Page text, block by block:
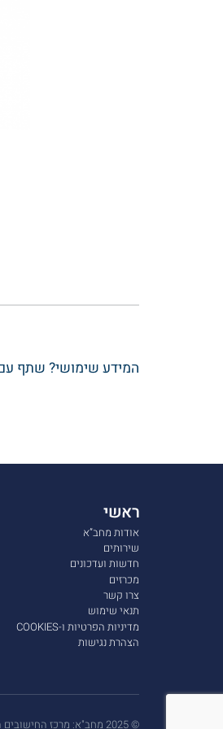
המידע שימושי? שתף
ראשי
אודות מחב”א
שירותים
חדשות ועדכונים
מכרזים
צרו קשר
תנאי שימוש
מדיניות הפרטיות ו-COOKIES
הצהרת נגישות
© 2025 מחב"א: מרכז החישובים הבינאוניברסיטאי